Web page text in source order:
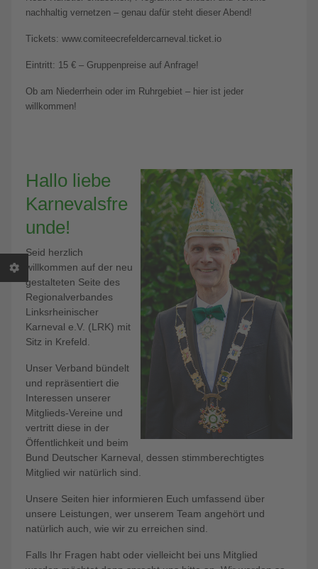
nachhaltig vernetzen – genau dafür steht dieser Abend!
Tickets: www.comiteecrefeldercarneval.ticket.io
Eintritt: 15 € – Gruppenpreise auf Anfrage!
Ob am Niederrhein oder im Ruhrgebiet – hier ist jeder
willkommen!
Hallo liebe
Karnevalsfre
unde!
Seid herzlich
willkommen auf der neu
gestalteten Seite des
Regionalverbandes
Linksrheinischer
Karneval e.V. (LRK) mit
Sitz in Krefeld.
Unser Verband bündelt
und repräsentiert die
Interessen unserer
Mitglieds-Vereine und
vertritt diese in der
Öffentlichkeit und beim
Bund Deutscher Karneval, dessen stimmberechtigtes
Mitglied wir natürlich sind.
Unsere Seiten hier informieren Euch umfassend über
unsere Leistungen, wer unserem Team angehört und
natürlich auch, wie wir zu erreichen sind.
Falls Ihr Fragen habt oder vielleicht bei uns Mitglied